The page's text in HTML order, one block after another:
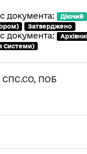
документа: Діючий
Затверджено
документа:
Системи)
СПС.СО, ПОБ